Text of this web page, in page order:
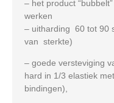
– het product
werken
– uitharding 60 tot 90
van sterkte)
– goede versteviging
hard in 1/3 elastiek
bindingen),